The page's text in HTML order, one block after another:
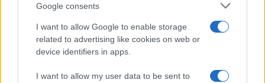
Google consents
I want to allow Google to enable storage
related to advertising like cookies on web or
device identifiers in apps.
I want to allow my user data to be sent to